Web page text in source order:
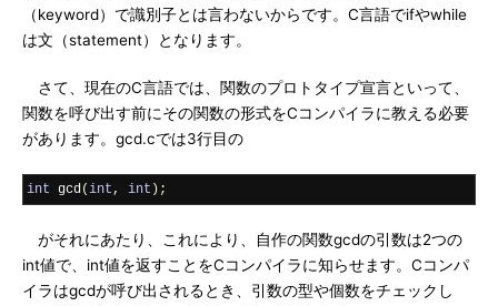
（keyword）で識別子とは言わないからです。C言語でifやwhile
は文（statement）となります。
さて、現在のC言語では、関数のプロトタイプ宣言といって、
関数を呼び出す前にその関数の形式をCコンパイラに教える必要
があります。gcd.cでは3行目の
int gcd(int, int );
がそれにあたり、これにより、自作の関数gcdの引数は2つの
int値で、int値を返すことをCコンパイラに知らせます。Cコンパ
イラはgcdが呼び出されるとき、引数の型や個数をチェックし